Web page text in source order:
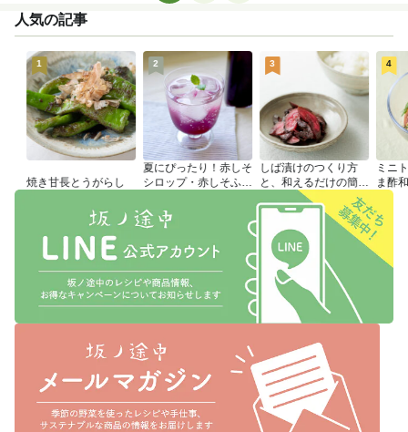
人気の記事
1
焼き甘長とうがらし
2
夏にぴったり！赤しそ
シロップ・赤しそふり
3
しば漬けのつくり方
と、和えるだけの簡単
アレンジレシピ
4
ミニ
ま酢